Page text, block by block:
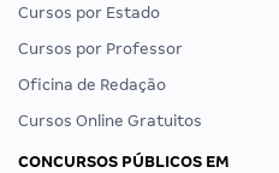
Cursos por Estado
Cursos por Professor
Oficina de Redação
Cursos Online Gratuitos
CONCURSOS PÚBLICOS EM